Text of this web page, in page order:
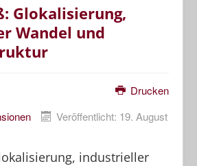
Glokalisierung,
Wandel und
Drucken
Veröffentlicht: 19. August
industrieller